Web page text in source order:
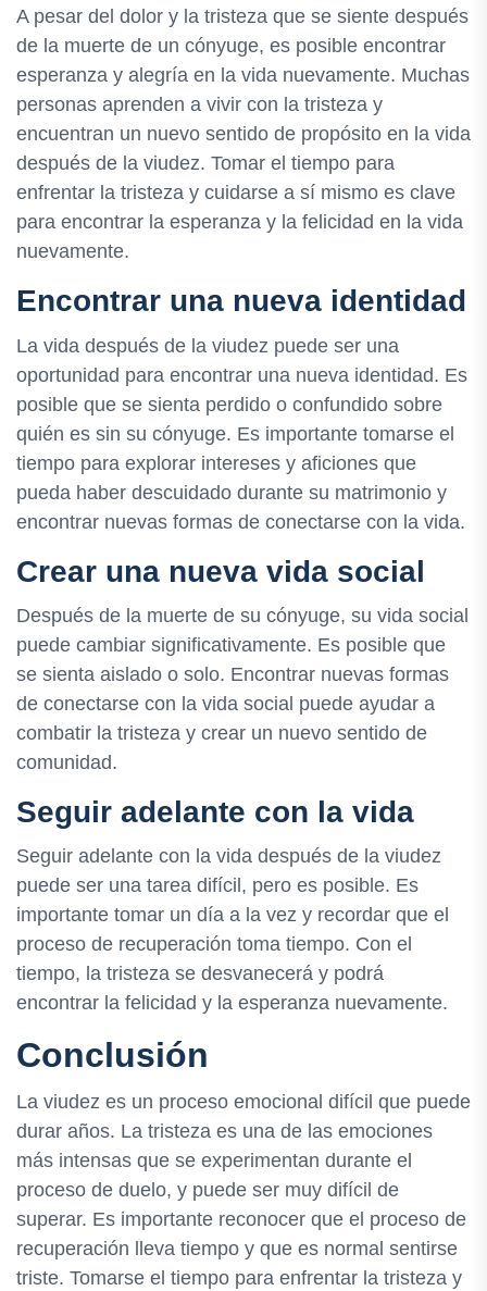
A pesar del dolor y la tristeza que se siente después
de la muerte de un cónyuge, es posible encontrar
esperanza y alegría en la vida nuevamente. Muchas
personas aprenden a vivir con la tristeza y
encuentran un nuevo sentido de propósito en la vida
después de la viudez. Tomar el tiempo para
enfrentar la tristeza y cuidarse a sí mismo es clave
para encontrar la esperanza y la felicidad en la vida
nuevamente.
Encontrar una nueva identidad
La vida después de la viudez puede ser una
oportunidad para encontrar una nueva identidad. Es
posible que se sienta perdido o confundido sobre
quién es sin su cónyuge. Es importante tomarse el
tiempo para explorar intereses y aficiones que
pueda haber descuidado durante su matrimonio y
encontrar nuevas formas de conectarse con la vida.
Crear una nueva vida social
Después de la muerte de su cónyuge, su vida social
puede cambiar significativamente. Es posible que
se sienta aislado o solo. Encontrar nuevas formas
de conectarse con la vida social puede ayudar a
combatir la tristeza y crear un nuevo sentido de
comunidad.
Seguir adelante con la vida
Seguir adelante con la vida después de la viudez
puede ser una tarea difícil, pero es posible. Es
importante tomar un día a la vez y recordar que el
proceso de recuperación toma tiempo. Con el
tiempo, la tristeza se desvanecerá y podrá
encontrar la felicidad y la esperanza nuevamente.
Conclusión
La viudez es un proceso emocional difícil que puede
durar años. La tristeza es una de las emociones
más intensas que se experimentan durante el
proceso de duelo, y puede ser muy difícil de
superar. Es importante reconocer que el proceso de
recuperación lleva tiempo y que es normal sentirse
triste. Tomarse el tiempo para enfrentar la tristeza y